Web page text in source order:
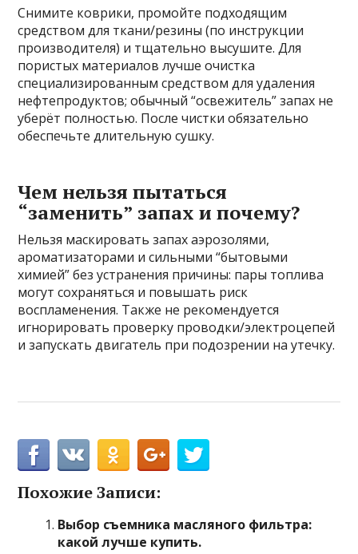
Снимите коврики, промойте подходящим
средством для ткани/резины (по инструкции
производителя) и тщательно высушите. Для
пористых материалов лучше очистка
специализированным средством для удаления
нефтепродуктов; обычный “освежитель” запах не
уберёт полностью. После чистки обязательно
обеспечьте длительную сушку.
Чем нельзя пытаться
“заменить” запах и почему?
Нельзя маскировать запах аэрозолями,
ароматизаторами и сильными “бытовыми
химией” без устранения причины: пары топлива
могут сохраняться и повышать риск
воспламенения. Также не рекомендуется
игнорировать проверку проводки/электроцепей
и запускать двигатель при подозрении на утечку.
Похожие Записи:
Выбор съемника масляного фильтра:
какой лучше купить.